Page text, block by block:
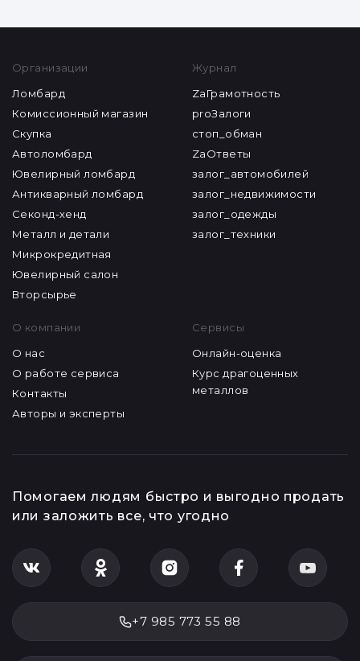
Организации
Ломбард
Комиссионный магазин
Скупка
Автоломбард
Ювелирный ломбард
Антикварный ломбард
Секонд-хенд
Металл и детали
Микрокредитная
Ювелирный салон
Вторсырье
Журнал
ZaГрамотность
proЗалоги
стоп_обман
ZaОтветы
залог_автомобилей
залог_недвижимости
залог_одежды
залог_техники
О компании
О нас
О работе сервиса
Контакты
Авторы и эксперты
Сервисы
Онлайн-оценка
Курс драгоценных
металлов
Помогаем людям быстро и выгодно продать
или заложить все, что угодно
+7 985 773 55 88